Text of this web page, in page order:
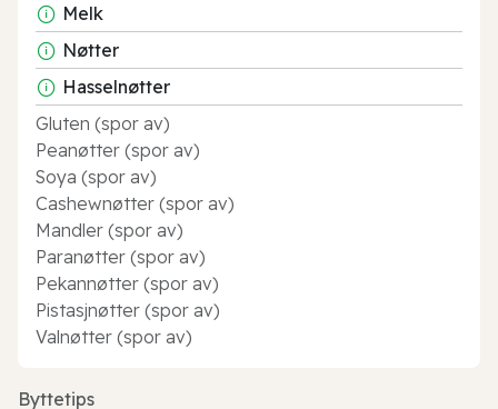
Melk
Nøtter
Hasselnøtter
Gluten (spor av)
Peanøtter (spor av)
Soya (spor av)
Cashewnøtter (spor av)
Mandler (spor av)
Paranøtter (spor av)
Pekannøtter (spor av)
Pistasjnøtter (spor av)
Valnøtter (spor av)
Byttetips